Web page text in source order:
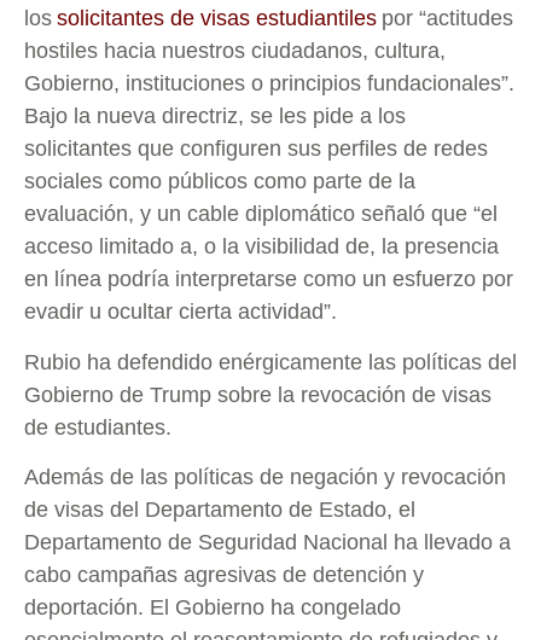
los solicitantes de visas estudiantiles por “actitudes
hostiles hacia nuestros ciudadanos, cultura,
Gobierno, instituciones o principios fundacionales”.
Bajo la nueva directriz, se les pide a los
solicitantes que configuren sus perfiles de redes
sociales como públicos como parte de la
evaluación, y un cable diplomático señaló que “el
acceso limitado a, o la visibilidad de, la presencia
en línea podría interpretarse como un esfuerzo por
evadir u ocultar cierta actividad”.
Rubio ha defendido enérgicamente las políticas del
Gobierno de Trump sobre la revocación de visas
de estudiantes.
Además de las políticas de negación y revocación
de visas del Departamento de Estado, el
Departamento de Seguridad Nacional ha llevado a
cabo campañas agresivas de detención y
deportación. El Gobierno ha congelado